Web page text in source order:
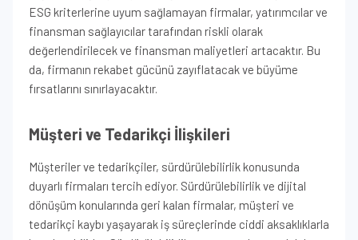
ESG kriterlerine uyum sağlamayan firmalar, yatırımcılar ve
finansman sağlayıcılar tarafından riskli olarak
değerlendirilecek ve finansman maliyetleri artacaktır. Bu
da, firmanın rekabet gücünü zayıflatacak ve büyüme
fırsatlarını sınırlayacaktır.
Müşteri ve Tedarikçi İlişkileri
Müşteriler ve tedarikçiler, sürdürülebilirlik konusunda
duyarlı firmaları tercih ediyor. Sürdürülebilirlik ve dijital
dönüşüm konularında geri kalan firmalar, müşteri ve
tedarikçi kaybı yaşayarak iş süreçlerinde ciddi aksaklıklarla